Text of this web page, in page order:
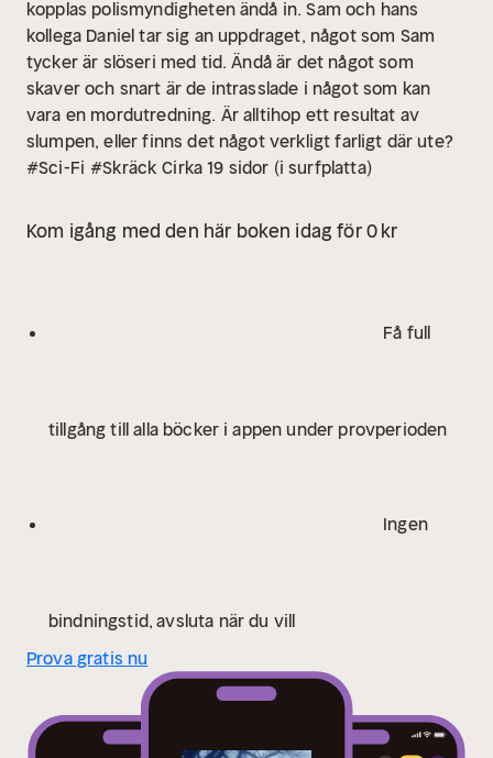
kopplas polismyndigheten ändå in. Sam och hans
kollega Daniel tar sig an uppdraget, något som Sam
tycker är slöseri med tid. Ändå är det något som
skaver och snart är de intrasslade i något som kan
vara en mordutredning. Är alltihop ett resultat av
slumpen, eller finns det något verkligt farligt där ute?
#Sci-Fi #Skräck Cirka 19 sidor (i surfplatta)
Kom igång med den här boken idag för 0 kr
Få full
tillgång till alla böcker i appen under provperioden
Ingen
bindningstid, avsluta när du vill
Prova gratis nu